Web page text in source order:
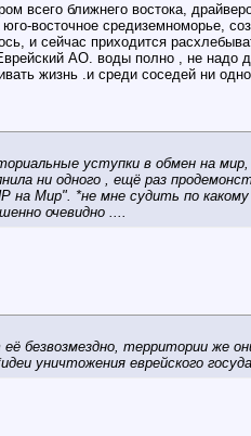
всего ближнего востока,
восточное средиземноморье,
и сейчас приходится
АО. воды полно , не надо
жизнь .и среди соседей ни
уступки в обмен на мир,
ни одного , ещё раз
Мир". *не мне судить по
очевидно ....
безвозмездно, территории же
уничтожения еврейского